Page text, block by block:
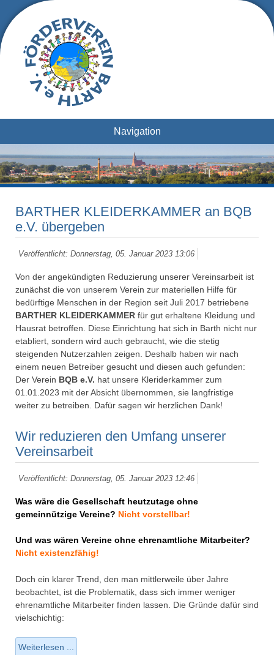
Navigation
BARTHER KLEIDERKAMMER an BQB
e.V. übergeben
Veröffentlicht: Donnerstag, 05. Januar 2023 13:06
Von der angekündigten Reduzierung unserer Vereinsarbeit ist
zunächst die von unserem Verein zur materiellen Hilfe für
bedürftige Menschen in der Region seit Juli 2017 betriebene
BARTHER KLEIDERKAMMER für gut erhaltene Kleidung und
Hausrat betroffen. Diese Einrichtung hat sich in Barth nicht nur
etabliert, sondern wird auch gebraucht, wie die stetig
steigenden Nutzerzahlen zeigen. Deshalb haben wir nach
einem neuen Betreiber gesucht und diesen auch gefunden:
Der Verein BQB e.V. hat unsere Kleriderkammer zum
01.01.2023 mit der Absicht übernommen, sie langfristige
weiter zu betreiben. Dafür sagen wir herzlichen Dank!
Wir reduzieren den Umfang unserer
Vereinsarbeit
Veröffentlicht: Donnerstag, 05. Januar 2023 12:46
Was wäre die Gesellschaft heutzutage ohne
gemeinnützige Vereine? Nicht vorstellbar!
Und was wären Vereine ohne ehrenamtliche Mitarbeiter?
Nicht existenzfähig!
Doch ein klarer Trend, den man mittlerweile über Jahre
beobachtet, ist die Problematik, dass sich immer weniger
ehrenamtliche Mitarbeiter finden lassen. Die Gründe dafür sind
vielschichtig:
Weiterlesen ...